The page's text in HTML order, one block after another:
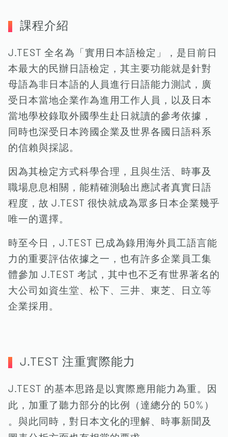
課程介紹
J.TEST 全名為「實用日本語檢定」，是目前日
本最大的民辦日語檢定，其主要功能就是針對
母語為非日本語的人員進行日語能力測試，廣
受日本當地企業作為進用工作人員，以及日本
當地學校錄取外國學生赴日就讀的參考依據，
同時也深受日本跨國企業及世界各國日語科系
的信賴與採認。
因為其檢定方式科學合理，且與生活、時事及
職場息息相關，能精確測驗出應試者真實日語
程度，故 J.TEST 很快就成為眾多日本企業幾乎
唯一的選擇。
時至今日，J.TEST 已成為錄用海外員工語言能
力的重要評估依據之一，也有許多企業員工集
體參加 J.TEST 考試，其中也不乏有世界著名的
大公司如資生堂、松下、三井、東芝、日立等
企業採用。
J.TEST 注重實際能力
J.TEST 的基本思路是以實際應用能力為重。因
此，加重了聽力部分的比例（達總分的 50%）
。與此同時，對日本文化的理解、時事新聞及